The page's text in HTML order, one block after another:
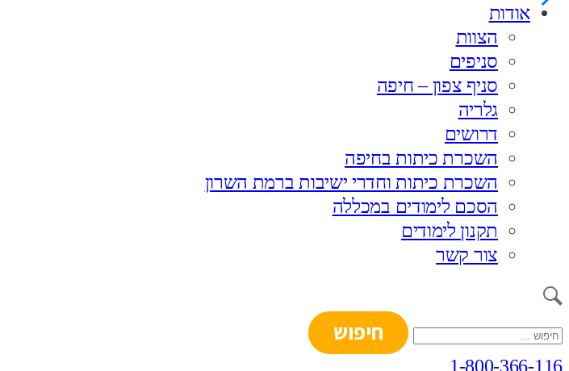
אודות
הצוות
סניפים
סניף צפון – חיפה
גלריה
דרושים
השכרת כיתות בחיפה
השכרת כיתות וחדרי ישיבות ברמת השרון
הסכם לימודים במכללה
תקנון לימודים
צור קשר
חיפוש:
1-800-366-116